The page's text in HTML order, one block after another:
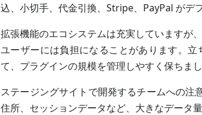
込、小切手、代金引換、Stripe、PayPal がデ
拡張機能のエコシステムは充実していますが
ユーザーには負担になることがあります。
て、プラグインの規模を管理しやすく保ちまし
ステージングサイトで開発するチームへの
住所、セッションデータなど、大きなデータ